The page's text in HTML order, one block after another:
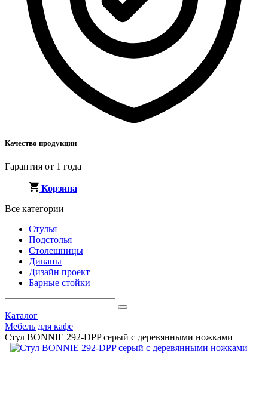
Качество продукции
Гарантия от 1 года
Корзина
Все категории
Стулья
Подстолья
Столешницы
Диваны
Дизайн проект
Барные стойки
Каталог
Мебель для кафе
Стул BONNIE 292-DPP серый с деревянными ножками